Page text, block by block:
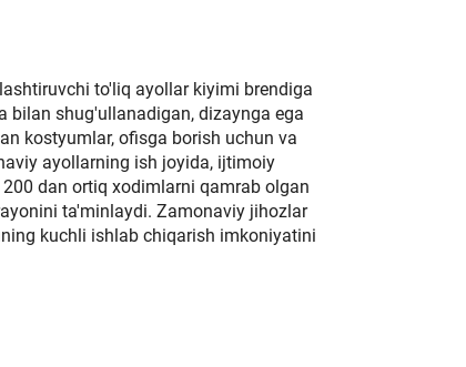
to'liq ayollar kiyimi brendiga
bilan shug'ullanadigan, dizaynga ega
kostyumlar, ofisga borish uchun va
ayollarning ish joyida, ijtimoiy
dan ortiq xodimlarni qamrab olgan
ta'minlaydi. Zamonaviy jihozlar
kuchli ishlab chiqarish imkoniyatini